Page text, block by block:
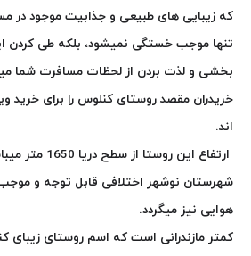
که زیبایی های طبیعی و جذابیت موجود در
تنها موجب خستگی نمیشود، بلکه طی کردن
بخشی و لذت بردن از لحظات مسافرت شما
خریدران مقصد روستای کنلوس را برای خرید
اند.
ارتفاع این
شهرستان نوشهر اختلافی قابل توجه و
هوایی نیز میگردد.
کمتر مازندرانی است که اسم روستای زیبای